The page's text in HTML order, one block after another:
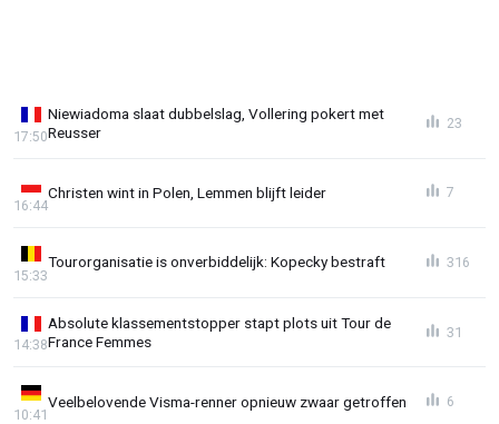
Niewiadoma slaat dubbelslag, Vollering pokert met
Reusser
17:50
23
Christen wint in Polen, Lemmen blijft leider
16:44
7
Tourorganisatie is onverbiddelijk: Kopecky bestraft
15:33
316
Absolute klassementstopper stapt plots uit Tour de
France Femmes
14:38
31
Veelbelovende Visma-renner opnieuw zwaar getroffen
10:41
6